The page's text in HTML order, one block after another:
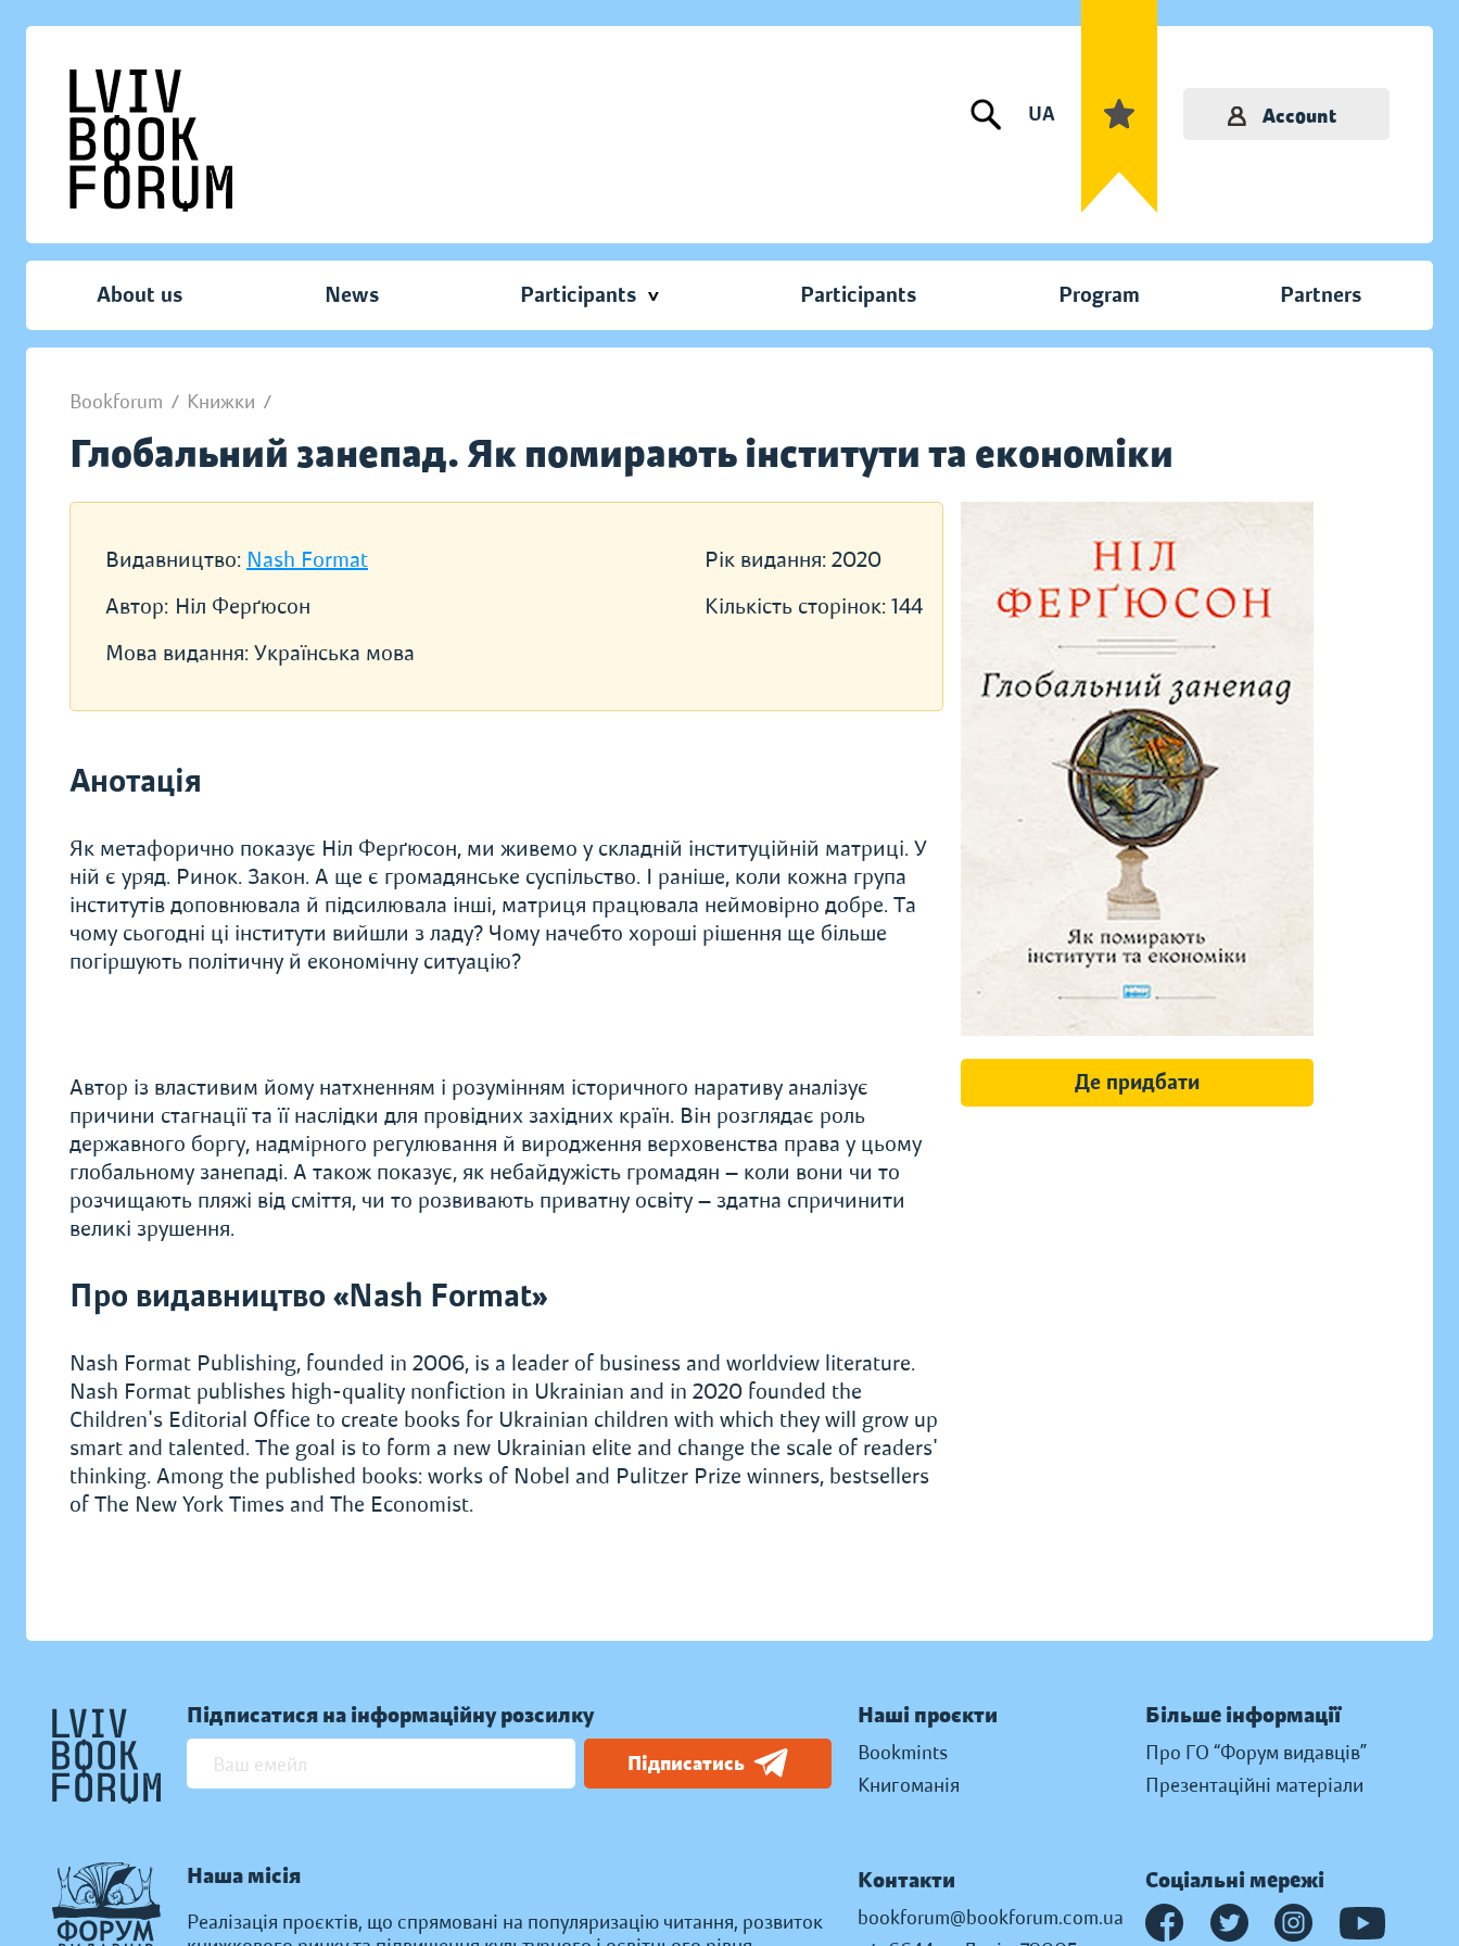
UA Account
About us News Participants Participants Program Partners
Bookforum / Книжки /
Глобальний занепад. Як помирають інститути та економіки
Видавництво: Nash Format
Автор: Ніл Ферґюсон
Мова видання: Українська мова
Рік видання: 2020
Кількість сторінок: 144
Анотація
Як метафорично показує Ніл Ферґюсон, ми живемо у складній інституційній матриці. У
ній є уряд. Ринок. Закон. А ще є громадянське суспільство. І раніше, коли кожна група
інститутів доповнювала й підсилювала інші, матриця працювала неймовірно добре. Та
чому сьогодні ці інститути вийшли з ладу? Чому начебто хороші рішення ще більше
погіршують політичну й економічну ситуацію?
Автор із властивим йому натхненням і розумінням історичного наративу аналізує
причини стагнації та її наслідки для провідних західних країн. Він розглядає роль
державного боргу, надмірного регулювання й виродження верховенства права у цьому
глобальному занепаді. А також показує, як небайдужість громадян — коли вони чи то
розчищають пляжі від сміття, чи то розвивають приватну освіту — здатна спричинити
великі зрушення.
Про видавництво «Nash Format»
Nash Format Publishing, founded in 2006, is a leader of business and worldview literature.
Nash Format publishes high-quality nonfiction in Ukrainian and in 2020 founded the
Children's Editorial Office to create books for Ukrainian children with which they will grow up
smart and talented. The goal is to form a new Ukrainian elite and change the scale of readers'
thinking. Among the published books: works of Nobel and Pulitzer Prize winners, bestsellers
of The New York Times and The Economist.
Де придбати
Підписатися на інформаційну розсилку
Підписатись
Наша місія
Реалізація проєктів, що спрямовані на популяризацію читання, розвиток
Наші проєкти
Bookmints
Книгоманія
Більше інформації
Про ГО “Форум видавців”
Презентаційні матеріали
Контакти
bookforum@bookforum.com.ua
Соціальні мережі